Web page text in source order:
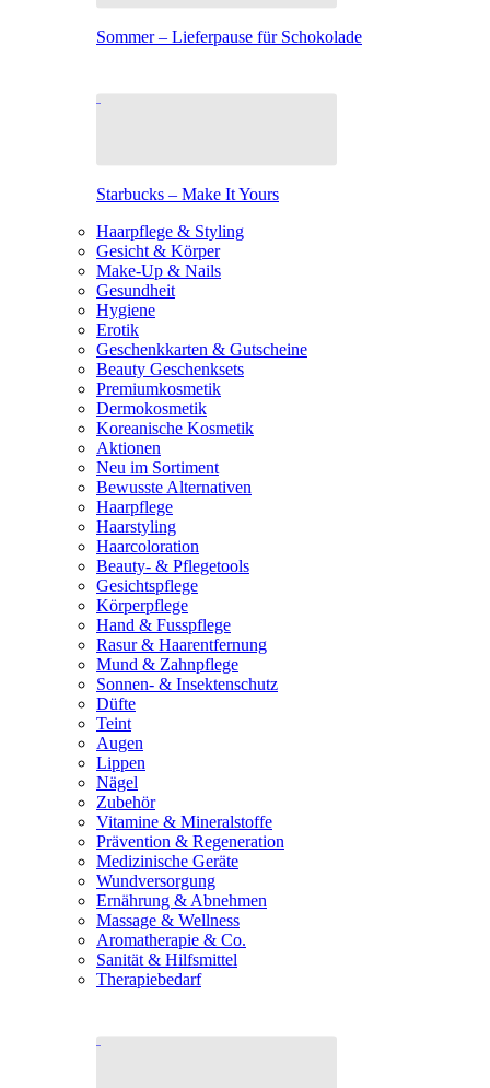
Sommer – Lieferpause für Schokolade
Starbucks – Make It Yours
Haarpflege & Styling
Gesicht & Körper
Make-Up & Nails
Gesundheit
Hygiene
Erotik
Geschenkkarten & Gutscheine
Beauty Geschenksets
Premiumkosmetik
Dermokosmetik
Koreanische Kosmetik
Aktionen
Neu im Sortiment
Bewusste Alternativen
Haarpflege
Haarstyling
Haarcoloration
Beauty- & Pflegetools
Gesichtspflege
Körperpflege
Hand & Fusspflege
Rasur & Haarentfernung
Mund & Zahnpflege
Sonnen- & Insektenschutz
Düfte
Teint
Augen
Lippen
Nägel
Zubehör
Vitamine & Mineralstoffe
Prävention & Regeneration
Medizinische Geräte
Wundversorgung
Ernährung & Abnehmen
Massage & Wellness
Aromatherapie & Co.
Sanität & Hilfsmittel
Therapiebedarf